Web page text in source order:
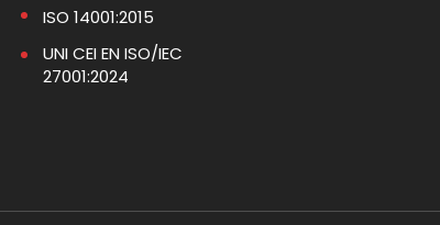
ISO 14001:2015
UNI CEI EN ISO/IEC
27001:2024